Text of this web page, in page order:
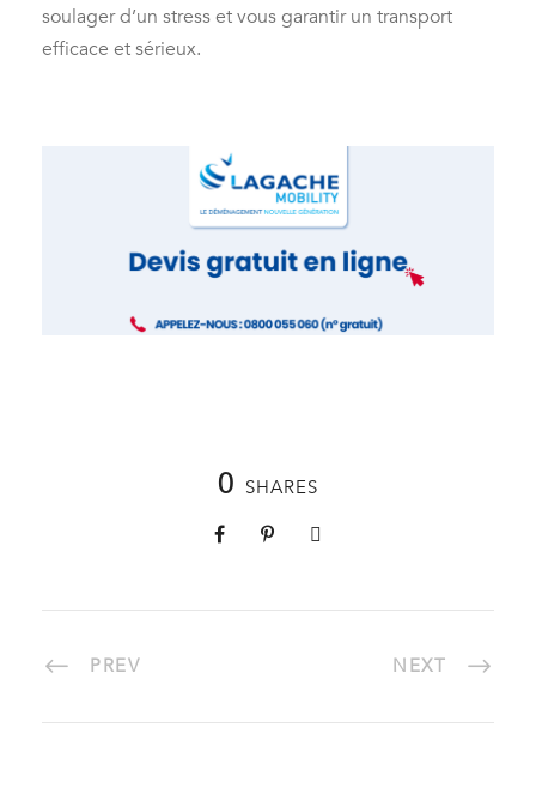
soulager d’un stress et vous garantir un transport
efficace et sérieux.
0 SHARES
PREV NEXT